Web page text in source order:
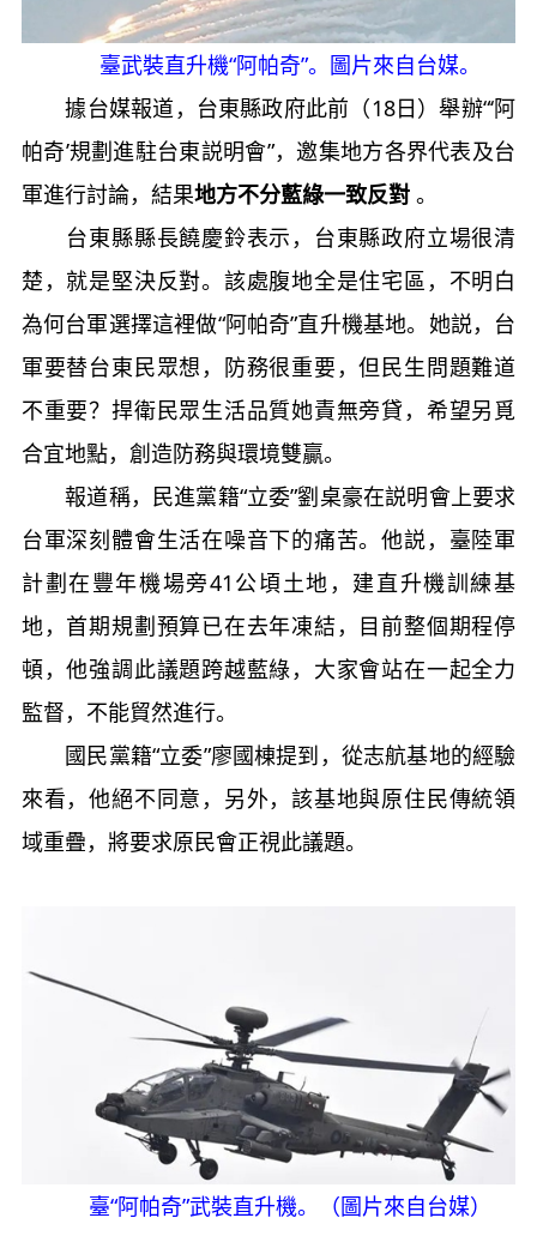
臺武裝直升機“阿帕奇”。圖片來自台媒。
據台媒報道，台東縣政府此前（18日）舉辦“‘阿
帕奇’規劃進駐台東説明會”，邀集地方各界代表及台
軍進行討論，結果地方不分藍綠一致反對。
台東縣縣長饒慶鈴表示，台東縣政府立場很清
楚，就是堅決反對。該處腹地全是住宅區，不明白
為何台軍選擇這裡做“阿帕奇”直升機基地。她説，台
軍要替台東民眾想，防務很重要，但民生問題難道
不重要？捍衛民眾生活品質她責無旁貸，希望另覓
合宜地點，創造防務與環境雙贏。
報道稱，民進黨籍“立委”劉桌豪在説明會上要求
台軍深刻體會生活在噪音下的痛苦。他説，臺陸軍
計劃在豐年機場旁41公頃土地，建直升機訓練基
地，首期規劃預算已在去年凍結，目前整個期程停
頓，他強調此議題跨越藍綠，大家會站在一起全力
監督，不能貿然進行。
國民黨籍“立委”廖國棟提到，從志航基地的經驗
來看，他絕不同意，另外，該基地與原住民傳統領
域重疊，將要求原民會正視此議題。
臺“阿帕奇”武裝直升機。（圖片來自台媒）